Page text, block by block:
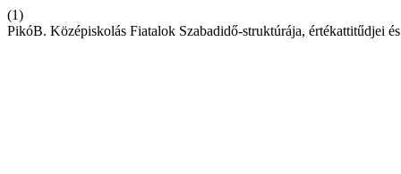
(1)
PikóB. Középiskolás Fiatalok Szabadidő-struktúrája, értékattitűdjei